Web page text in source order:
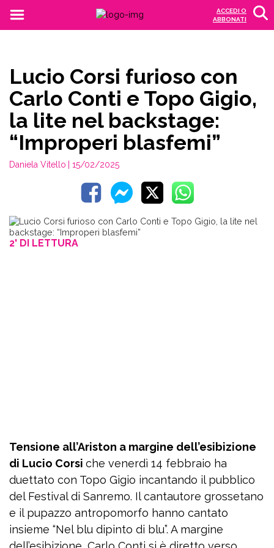
ACCEDI O
ABBONATI
Lucio Corsi furioso con
Carlo Conti e Topo Gigio,
la lite nel backstage:
“Improperi blasfemi”
Daniela Vitello | 15/02/2025
2' DI LETTURA
Tensione all’Ariston a margine dell’esibizione
di Lucio Corsi che venerdì 14 febbraio ha
duettato con Topo Gigio incantando il pubblico
del Festival di Sanremo. Il cantautore grossetano
e il pupazzo antropomorfo hanno cantato
insieme “Nel blu dipinto di blu”. A margine